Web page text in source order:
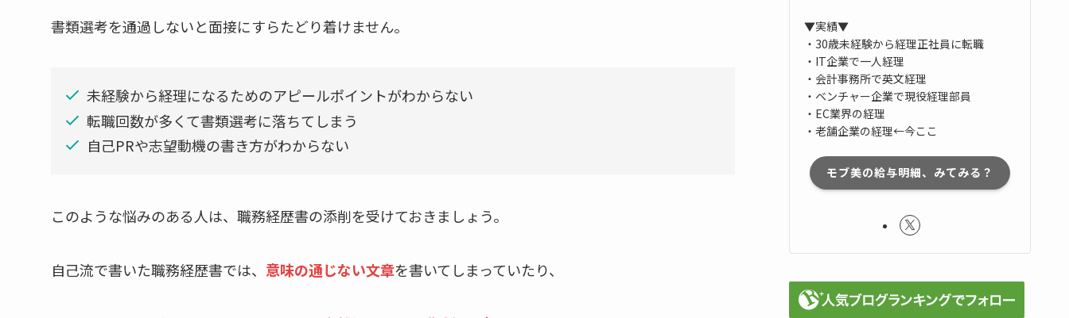
書類選考を通過しないと面接にすらたどり着けません。
未経験から経理になるためのアピールポイントがわからない
転職回数が多くて書類選考に落ちてしまう
自己PRや志望動機の書き方がわからない
このような悩みのある人は、職務経歴書の添削を受けておきましょう。
自己流で書いた職務経歴書では、 意味の通じない文章を書いてしまっていたり、
▼実績▼
・30歳未経験から経理正社員に転職
・IT企業で一人経理
・会計事務所で英文経理
・ベンチャー企業で現役経理部員
・EC業界の経理
・老舗企業の経理←今ここ
モブ美の給与明細、みてみる？